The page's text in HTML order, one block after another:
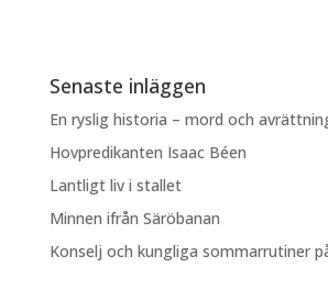
Senaste inläggen
En ryslig historia – mord och
Hovpredikanten Isaac Béen
Lantligt liv i stallet
Minnen ifrån Säröbanan
Konselj och kungliga sommarrutiner